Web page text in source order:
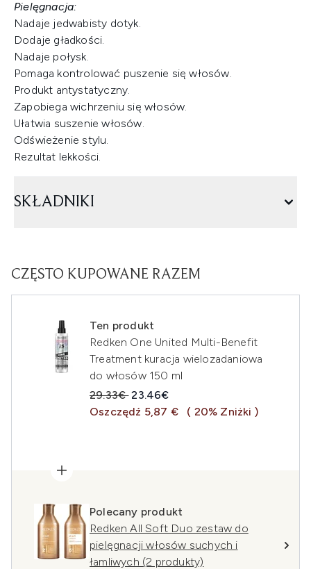
Pielęgnacja:
Nadaje jedwabisty dotyk.
Dodaje gładkości.
Nadaje połysk.
Pomaga kontrolować puszenie się włosów.
Produkt antystatyczny.
Zapobiega wichrzeniu się włosów.
Ułatwia suszenie włosów.
Odświeżenie stylu.
Rezultat lekkości.
SKŁADNIKI
CZĘSTO KUPOWANE RAZEM
Ten produkt
Redken One United Multi-Benefit
Treatment kuracja wielozadaniowa
do włosów 150 ml
Sugerowana cena detaliczna:
29.33€Aktualna cena:
23.46€
Oszczędź 5,87 €
( 20% Zniżki )
Polecany produkt
Redken All Soft Duo zestaw do
pielęgnacji włosów suchych i
łamliwych (2 produkty)